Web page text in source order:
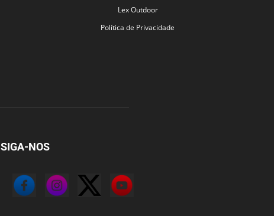
Lex Outdoor
Política de Privacidade
SIGA-NOS